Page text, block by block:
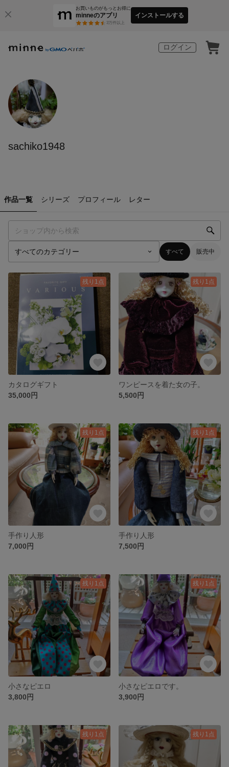
お買いものがもっとお得に
minneのアプリ
3万件以上
インストールする
ログイン
sachiko1948
作品一覧 シリーズ プロフィール レター
すべて 販売中
残り1点
カタログギフト
35,000円
残り1点
ワンピースを着た女の子。
5,500円
残り1点
手作り人形
7,000円
残り1点
手作り人形
7,500円
残り1点
小さなピエロ
3,800円
残り1点
小さなピエロです。
3,900円
残り1点 残り1点